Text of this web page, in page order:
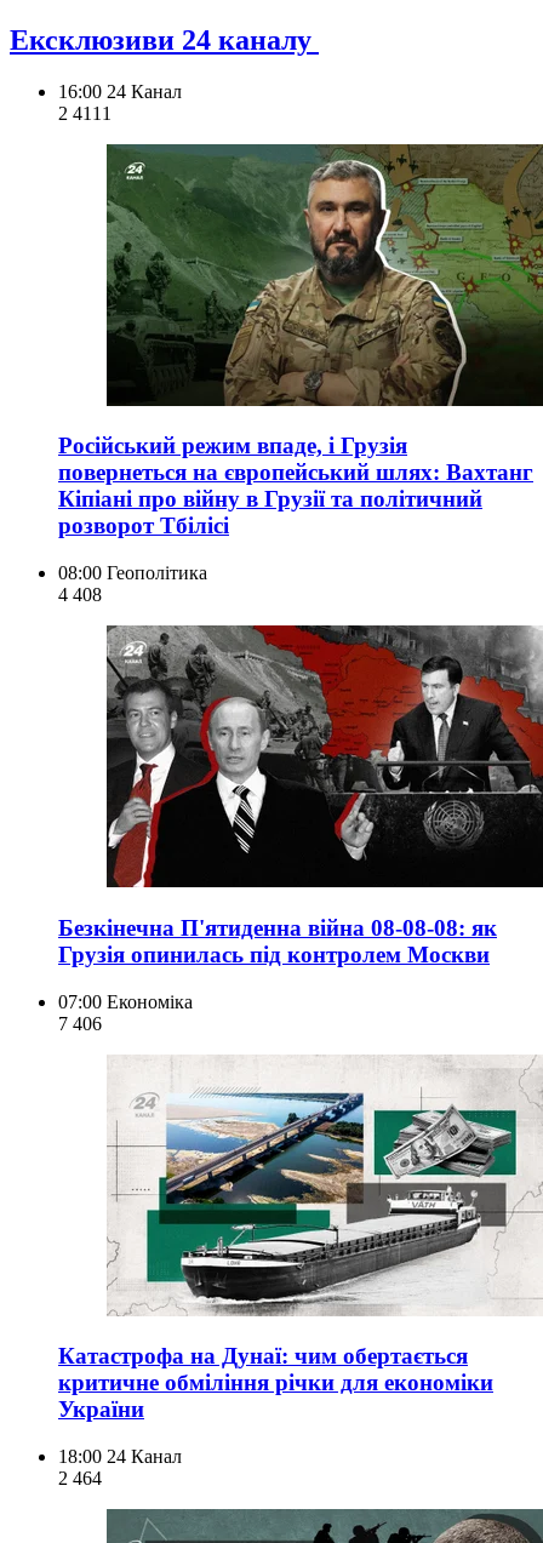
Ексклюзиви 24 каналу
16:00 24 Канал
2 411 1
Російський режим впаде, і Грузія
повернеться на європейський шлях: Вахтанг
Кіпіані про війну в Грузії та політичний
розворот Тбілісі
08:00 Геополітика
4 408
Безкінечна П'ятиденна війна 08-08-08: як
Грузія опинилась під контролем Москви
07:00 Економіка
7 406
Катастрофа на Дунаї: чим обертається
критичне обміління річки для економіки
України
18:00 24 Канал
2 464